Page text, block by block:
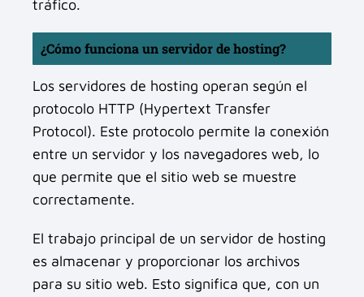
tráfico.
¿Cómo funciona un servidor de hosting?
Los servidores de hosting operan según el
protocolo HTTP (Hypertext Transfer
Protocol). Este protocolo permite la conexión
entre un servidor y los navegadores web, lo
que permite que el sitio web se muestre
correctamente.
El trabajo principal de un servidor de hosting
es almacenar y proporcionar los archivos
para su sitio web. Esto significa que, con un